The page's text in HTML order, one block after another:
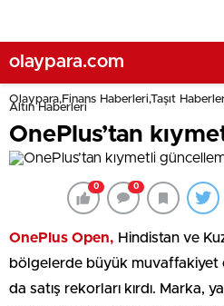
olaypara.com
Olaypara,Finans Haberleri,Taşıt
Altın Haberleri
OnePlus’tan
0 0
OnePlus Open, Hindistan ve
bölgelerde büyük muvaffakiyet
da satış rekorları kırdı. Marka,